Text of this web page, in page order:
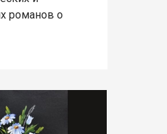
романов о